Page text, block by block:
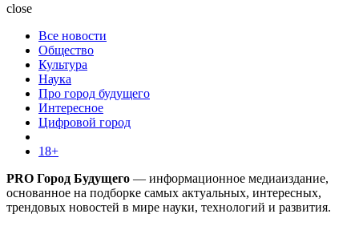
close
Все новости
Общество
Культура
Наука
Про город будущего
Интересное
Цифровой город
18+
PRO Город Будущего — информационное медиаиздание,
основанное на подборке самых актуальных, интересных,
трендовых новостей в мире науки, технологий и развития.